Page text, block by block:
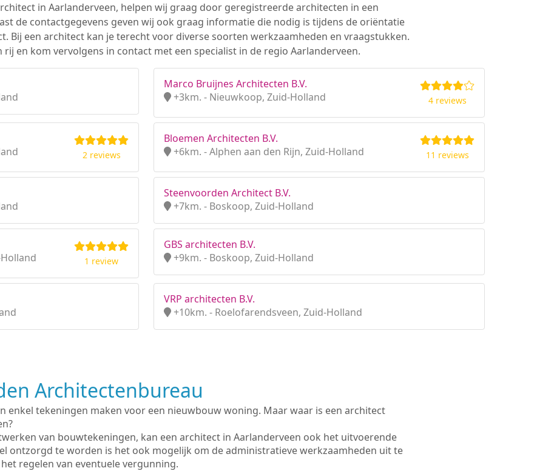
in Aarlanderveen, helpen wij graag door geregistreerde architecten in een
de contactgegevens geven wij ook graag informatie die nodig is tijdens de oriëntatie
Bij een architect kan je terecht voor diverse soorten werkzaamheden en vraagstukken.
rij en kom vervolgens in contact met een specialist in de regio Aarlanderveen.
Marco Bruijnes Architecten B.V.
+3km. - Nieuwkoop, Zuid-Holland
4 reviews
2 reviews
Bloemen Architecten B.V.
+6km. - Alphen aan den Rijn, Zuid-Holland
11 reviews
Steenvoorden Architect B.V.
+7km. - Boskoop, Zuid-Holland
1 review
GBS architecten B.V.
+9km. - Boskoop, Zuid-Holland
VRP architecten B.V.
+10km. - Roelofarendsveen, Zuid-Holland
Architectenbureau
enkel tekeningen maken voor een nieuwbouw woning. Maar waar is een architect
van bouwtekeningen, kan een architect in Aarlanderveen ook het uitvoerende
ontzorgd te worden is het ook mogelijk om de administratieve werkzaamheden uit te
regelen van eventuele vergunning.